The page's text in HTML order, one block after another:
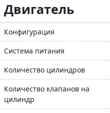
Двигатель
Конфигурация
Система питания
Количество цилиндров
Количество клапанов на
цилиндр